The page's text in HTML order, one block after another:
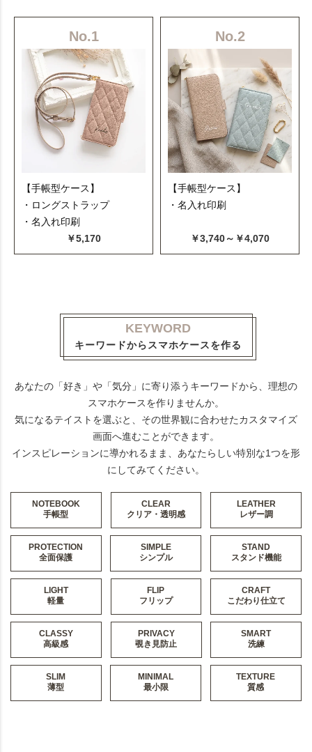
No.1
【手帳型ケース】
・ロングストラップ
・名入れ印刷
￥5,170
No.2
【手帳型ケース】
・名入れ印刷
￥3,740～￥4,070
KEYWORD
キーワードからスマホケースを作る
あなたの「好き」や「気分」に寄り添うキーワードから、理想の
スマホケースを作りませんか。
気になるテイストを選ぶと、その世界観に合わせたカスタマイズ
画面へ進むことができます。
インスピレーションに導かれるまま、あなたらしい特別な1つを形
にしてみてください。
NOTEBOOK
手帳型
CLEAR
クリア・透明感
LEATHER
レザー調
PROTECTION
全面保護
SIMPLE
シンプル
STAND
スタンド機能
LIGHT
軽量
FLIP
フリップ
CRAFT
こだわり仕立て
CLASSY
高級感
PRIVACY
覗き見防止
SMART
洗練
SLIM
薄型
MINIMAL
最小限
TEXTURE
質感